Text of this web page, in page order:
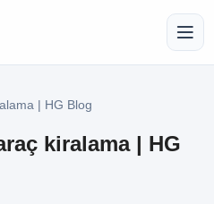
| HG Blog
kiralama | HG